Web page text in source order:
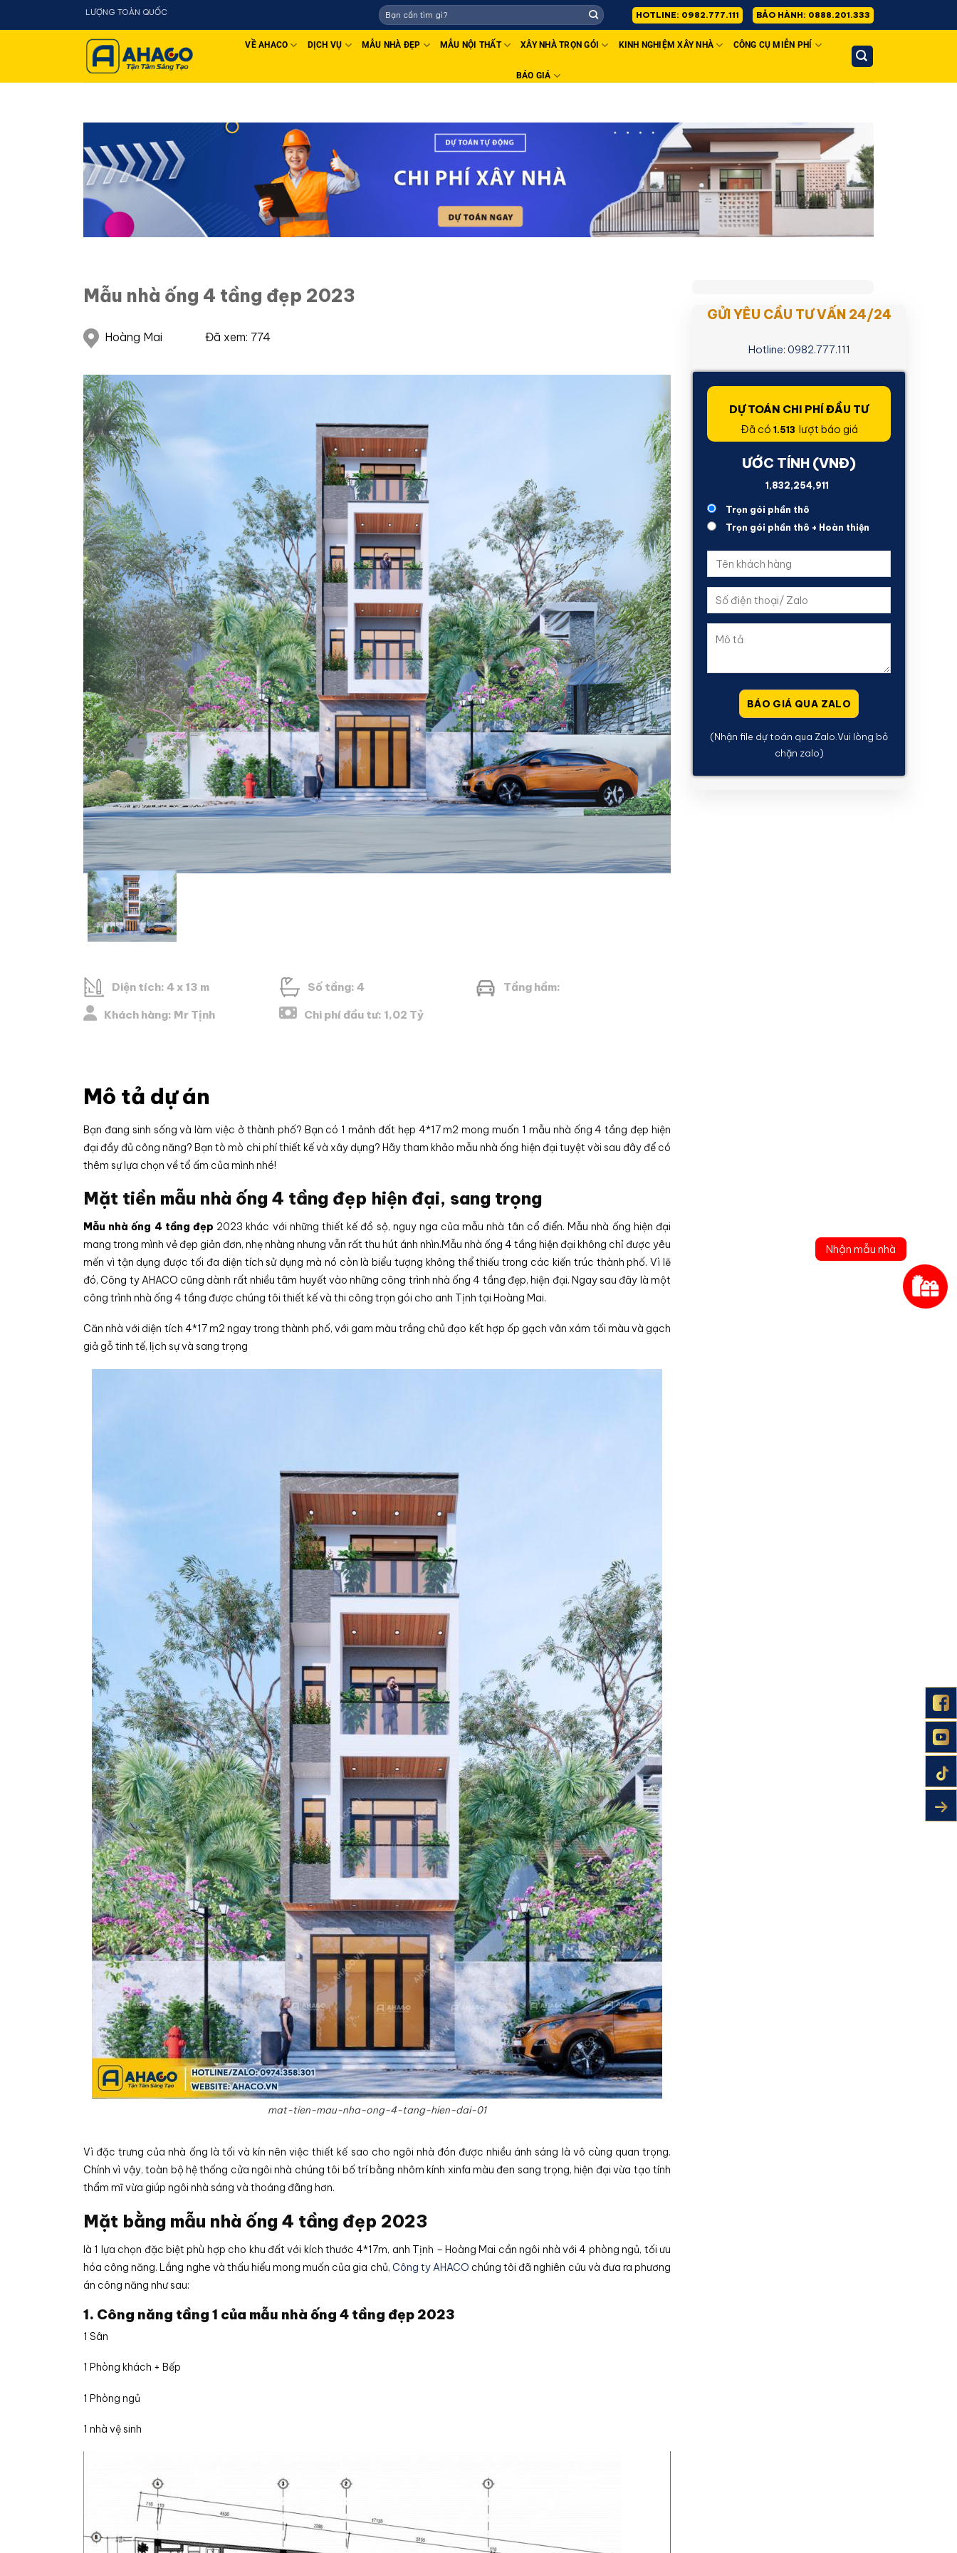
Nhận mẫu nhà
AHACO - THIẾT KẾ THI CÔNG UY TÍN - CHẤT LƯỢNG TOÀN QUỐC HOTLINE: 0982.777.111 BẢO HÀNH: 0888.201.333
VỀ AHACO DỊCH VỤ MẪU NHÀ ĐẸP MẪU NỘI THẤT XÂY NHÀ TRỌN GÓI KINH NGHIỆM XÂY NHÀ CÔNG CỤ MIỄN PHÍ
BÁO GIÁ
Mẫu nhà ống 4 tầng đẹp 2023
Hoàng Mai Đã xem: 774
Diện tích: 4 x 13 m Số tầng: 4 Tầng hầm:
Khách hàng: Mr Tịnh Chi phí đầu tư: 1,02 Tỷ
Mô tả dự án
Bạn đang sinh sống và làm việc ở thành phố? Bạn có 1 mảnh đất hẹp 4*17 m2 mong muốn 1 mẫu nhà ống 4 tầng đẹp hiện
đại đầy đủ công năng? Bạn tò mò chi phí thiết kế và xây dựng? Hãy tham khảo mẫu nhà ống hiện đại tuyệt vời sau đây để có
thêm sự lựa chọn về tổ ấm của mình nhé!
Mặt tiền mẫu nhà ống 4 tầng đẹp hiện đại, sang trọng
Mẫu nhà ống 4 tầng đẹp 2023 khác với những thiết kế đồ sộ, nguy nga của mẫu nhà tân cổ điển. Mẫu nhà ống hiện đại
mang trong mình vẻ đẹp giản đơn, nhẹ nhàng nhưng vẫn rất thu hút ánh nhìn.Mẫu nhà ống 4 tầng hiện đại không chỉ được yêu
mến vì tận dụng được tối đa diện tích sử dụng mà nó còn là biểu tượng không thể thiếu trong các kiến trúc thành phố. Vì lẽ
đó, Công ty AHACO cũng dành rất nhiều tâm huyết vào những công trình nhà ống 4 tầng đẹp, hiện đại. Ngay sau đây là một
công trình nhà ống 4 tầng được chúng tôi thiết kế và thi công trọn gói cho anh Tịnh tại Hoàng Mai.
Căn nhà với diện tích 4*17 m2 ngay trong thành phố, với gam màu trắng chủ đạo kết hợp ốp gạch vân xám tối màu và gạch
giả gỗ tinh tế, lịch sự và sang trọng
mat-tien-mau-nha-ong-4-tang-hien-dai-01
Vì đặc trưng của nhà ống là tối và kín nên việc thiết kế sao cho ngôi nhà đón được nhiều ánh sáng là vô cùng quan trọng.
Chính vì vậy, toàn bộ hệ thống cửa ngôi nhà chúng tôi bố trí bằng nhôm kính xinfa màu đen sang trọng, hiện đại vừa tạo tính
thẩm mĩ vừa giúp ngôi nhà sáng và thoáng đãng hơn.
Mặt bằng mẫu nhà ống 4 tầng đẹp 2023
là 1 lựa chọn đặc biệt phù hợp cho khu đất với kích thước 4*17m, anh Tịnh – Hoàng Mai cần ngôi nhà với 4 phòng ngủ, tối ưu
hóa công năng. Lắng nghe và thấu hiểu mong muốn của gia chủ, Công ty AHACO chúng tôi đã nghiên cứu và đưa ra phương
án công năng như sau:
1. Công năng tầng 1 của mẫu nhà ống 4 tầng đẹp 2023
1 Sân
1 Phòng khách + Bếp
1 Phòng ngủ
1 nhà vệ sinh
GỬI YÊU CẦU TƯ VẤN 24/24
Hotline: 0982.777.111
DỰ TOÁN CHI PHÍ ĐẦU TƯ
Đã có 1.513 lượt báo giá
ƯỚC TÍNH (VNĐ)
4,075,468,805
Trọn gói phần thô
Trọn gói phần thô + Hoàn thiện
(Nhận file dự toán qua Zalo.Vui lòng bỏ
chặn zalo)